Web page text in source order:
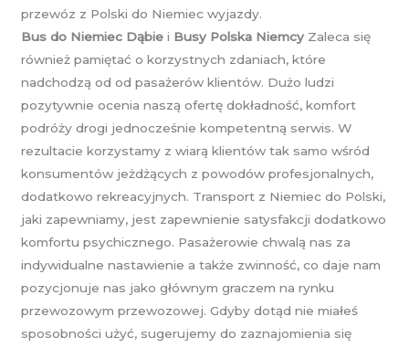
przewóz z Polski do Niemiec wyjazdy.
Bus do Niemiec Dąbie i Busy Polska Niemcy Zaleca się
również pamiętać o korzystnych zdaniach, które
nadchodzą od od pasażerów klientów. Dużo ludzi
pozytywnie ocenia naszą ofertę dokładność, komfort
podróży drogi jednocześnie kompetentną serwis. W
rezultacie korzystamy z wiarą klientów tak samo wśród
konsumentów jeżdżących z powodów profesjonalnych,
dodatkowo rekreacyjnych. Transport z Niemiec do Polski,
jaki zapewniamy, jest zapewnienie satysfakcji dodatkowo
komfortu psychicznego. Pasażerowie chwalą nas za
indywidualne nastawienie a także zwinność, co daje nam
pozycjonuje nas jako głównym graczem na rynku
przewozowym przewozowej. Gdyby dotąd nie miałeś
sposobności użyć, sugerujemy do zaznajomienia się